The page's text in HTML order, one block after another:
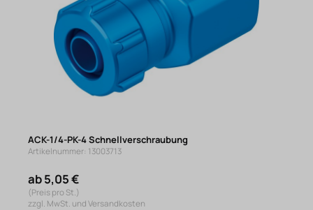
ACK-1/4-PK-4 Schnellverschraubung
Artikelnummer: 13003713
ab 5,05 €
(Preis pro St.)
zzgl. MwSt. und Versandkosten